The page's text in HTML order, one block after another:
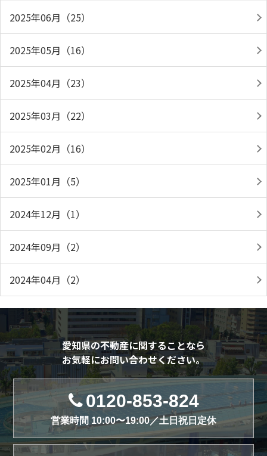
2025年06月（25）
2025年05月（16）
2025年04月（23）
2025年03月（22）
2025年02月（16）
2025年01月（5）
2024年12月（1）
2024年09月（2）
2024年04月（2）
愛知県の不動産に関することなら
お気軽にお問い合わせください。
0120-853-824
営業時間 10:00〜19:00／土日祝日定休